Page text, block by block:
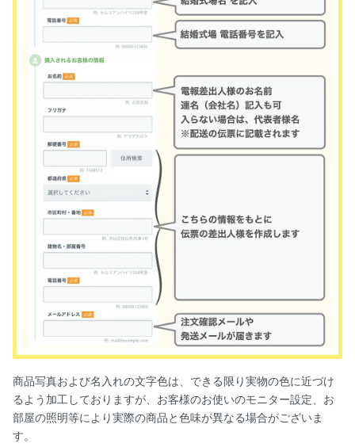
商品写真および名入れの文字色は、できる限り実物の色に近づけ
るよう加工しておりますが、お客様のお使いのモニター設定、お
部屋の照明等により実際の商品と色味が異なる場合がございま
す。